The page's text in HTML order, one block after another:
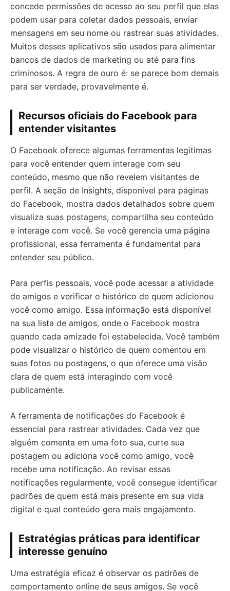
concede permissões de acesso ao seu perfil que elas
podem usar para coletar dados pessoais, enviar
mensagens em seu nome ou rastrear suas atividades.
Muitos desses aplicativos são usados para alimentar
bancos de dados de marketing ou até para fins
criminosos. A regra de ouro é: se parece bom demais
para ser verdade, provavelmente é.
Recursos oficiais do Facebook para
entender visitantes
O Facebook oferece algumas ferramentas legítimas
para você entender quem interage com seu
conteúdo, mesmo que não revelem visitantes de
perfil. A seção de Insights, disponível para páginas
do Facebook, mostra dados detalhados sobre quem
visualiza suas postagens, compartilha seu conteúdo
e interage com você. Se você gerencia uma página
profissional, essa ferramenta é fundamental para
entender seu público.
Para perfis pessoais, você pode acessar a atividade
de amigos e verificar o histórico de quem adicionou
você como amigo. Essa informação está disponível
na sua lista de amigos, onde o Facebook mostra
quando cada amizade foi estabelecida. Você também
pode visualizar o histórico de quem comentou em
suas fotos ou postagens, o que oferece uma visão
clara de quem está interagindo com você
publicamente.
A ferramenta de notificações do Facebook é
essencial para rastrear atividades. Cada vez que
alguém comenta em uma foto sua, curte sua
postagem ou adiciona você como amigo, você
recebe uma notificação. Ao revisar essas
notificações regularmente, você consegue identificar
padrões de quem está mais presente em sua vida
digital e qual conteúdo gera mais engajamento.
Estratégias práticas para identificar
interesse genuíno
Uma estratégia eficaz é observar os padrões de
comportamento online de seus amigos. Se você